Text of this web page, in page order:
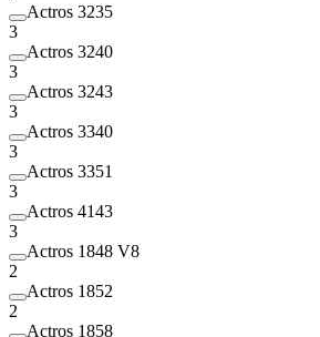
Actros 3235
3
Actros 3240
3
Actros 3243
3
Actros 3340
3
Actros 3351
3
Actros 4143
3
Actros 1848 V8
2
Actros 1852
2
Actros 1858